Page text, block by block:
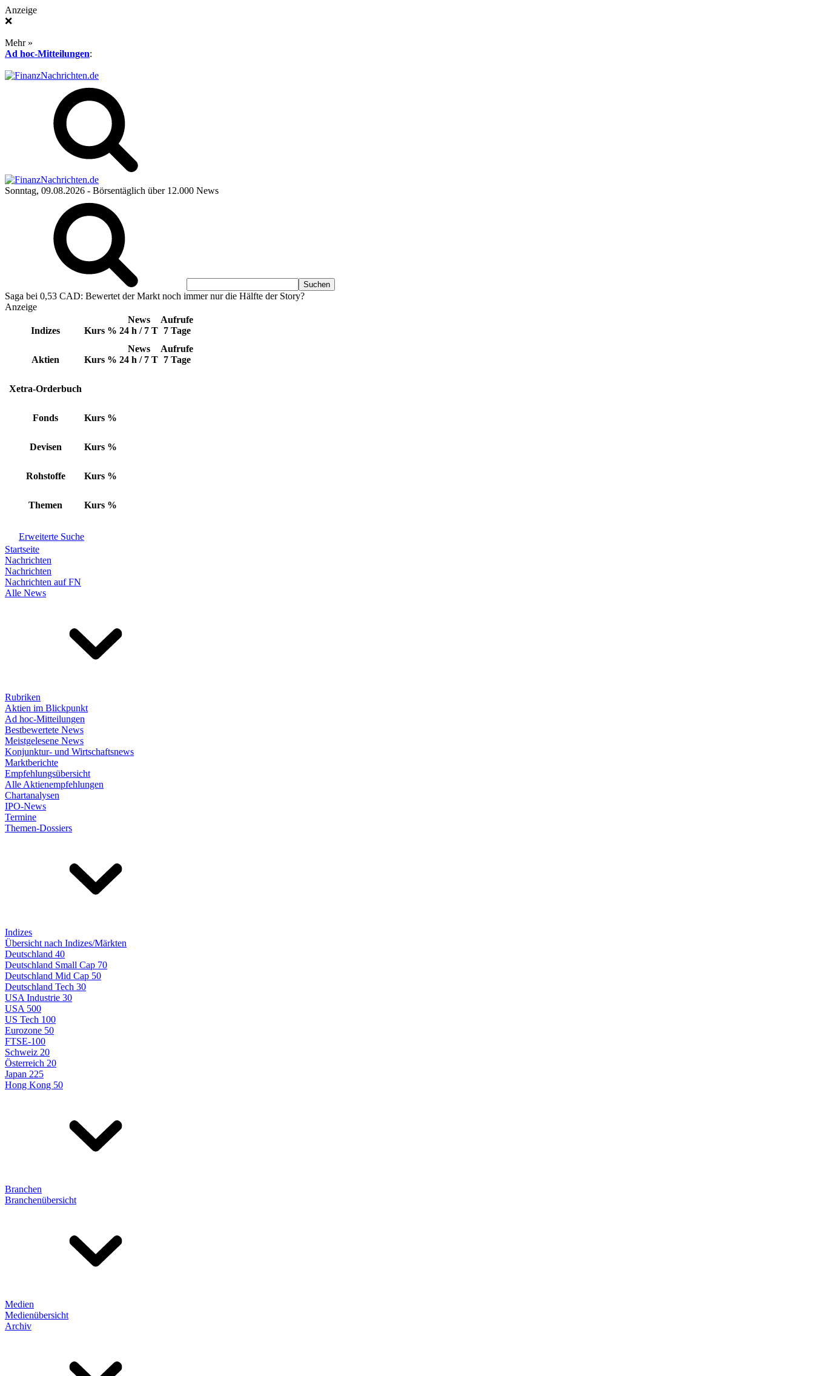
Anzeige
❌
Mehr »
Ad hoc-Mitteilungen:
Sonntag, 09.08.2026 - Börsentäglich über 12.000 News
Saga bei 0,53 CAD: Bewertet der Markt noch immer nur die Hälfte der Story?
Anzeige
Indizes Kurs %
News
24 h / 7 T
Aufrufe
7 Tage
Aktien Kurs %
News
24 h / 7 T
Aufrufe
7 Tage
Xetra-Orderbuch
Fonds Kurs %
Devisen Kurs %
Rohstoffe Kurs %
Themen Kurs %
Erweiterte Suche
Startseite
Nachrichten
Nachrichten
Nachrichten auf FN
Alle News
Rubriken
Aktien im Blickpunkt
Ad hoc-Mitteilungen
Bestbewertete News
Meistgelesene News
Konjunktur- und Wirtschaftsnews
Marktberichte
Empfehlungsübersicht
Alle Aktienempfehlungen
Chartanalysen
IPO-News
Termine
Themen-Dossiers
Indizes
Übersicht nach Indizes/Märkten
Deutschland 40
Deutschland Small Cap 70
Deutschland Mid Cap 50
Deutschland Tech 30
USA Industrie 30
USA 500
US Tech 100
Eurozone 50
FTSE-100
Schweiz 20
Österreich 20
Japan 225
Hong Kong 50
Branchen
Branchenübersicht
Medien
Medienübersicht
Archiv